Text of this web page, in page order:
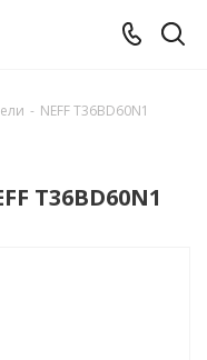
- NEFF T36BD60N1
T36BD60N1